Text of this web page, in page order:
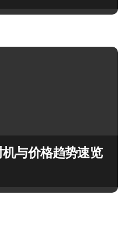
与价格趋势速览